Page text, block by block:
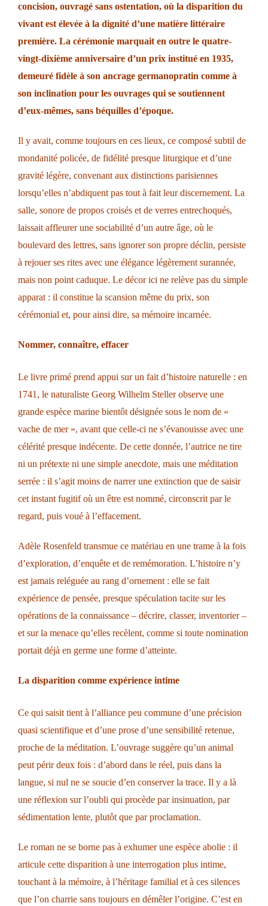
concision, ouvragé sans ostentation, où la disparition du
vivant est élevée à la dignité d’une matière littéraire
première. La cérémonie marquait en outre le quatre-
vingt-dixième anniversaire d’un prix institué en 1935,
demeuré fidèle à son ancrage germanopratin comme à
son inclination pour les ouvrages qui se soutiennent
d’eux-mêmes, sans béquilles d’époque.
Il y avait, comme toujours en ces lieux, ce composé subtil de
mondanité policée, de fidélité presque liturgique et d’une
gravité légère, convenant aux distinctions parisiennes
lorsqu’elles n’abdiquent pas tout à fait leur discernement. La
salle, sonore de propos croisés et de verres entrechoqués,
laissait affleurer une sociabilité d’un autre âge, où le
boulevard des lettres, sans ignorer son propre déclin, persiste
à rejouer ses rites avec une élégance légèrement surannée,
mais non point caduque. Le décor ici ne relève pas du simple
apparat : il constitue la scansion même du prix, son
cérémonial et, pour ainsi dire, sa mémoire incarnée.
Nommer, connaître, effacer
Le livre primé prend appui sur un fait d’histoire naturelle : en
1741, le naturaliste Georg Wilhelm Steller observe une
grande espèce marine bientôt désignée sous le nom de «
vache de mer », avant que celle-ci ne s’évanouisse avec une
célérité presque indécente. De cette donnée, l’autrice ne tire
ni un prétexte ni une simple anecdote, mais une méditation
serrée : il s’agit moins de narrer une extinction que de saisir
cet instant fugitif où un être est nommé, circonscrit par le
regard, puis voué à l’effacement.
Adèle Rosenfeld transmue ce matériau en une trame à la fois
d’exploration, d’enquête et de remémoration. L’histoire n’y
est jamais reléguée au rang d’ornement : elle se fait
expérience de pensée, presque spéculation tacite sur les
opérations de la connaissance – décrire, classer, inventorier –
et sur la menace qu’elles recèlent, comme si toute nomination
portait déjà en germe une forme d’atteinte.
La disparition comme expérience intime
Ce qui saisit tient à l’alliance peu commune d’une précision
quasi scientifique et d’une prose d’une sensibilité retenue,
proche de la méditation. L’ouvrage suggère qu’un animal
peut périr deux fois : d’abord dans le réel, puis dans la
langue, si nul ne se soucie d’en conserver la trace. Il y a là
une réflexion sur l’oubli qui procède par insinuation, par
sédimentation lente, plutôt que par proclamation.
Le roman ne se borne pas à exhumer une espèce abolie : il
articule cette disparition à une interrogation plus intime,
touchant à la mémoire, à l’héritage familial et à ces silences
que l’on charrie sans toujours en démêler l’origine. C’est en